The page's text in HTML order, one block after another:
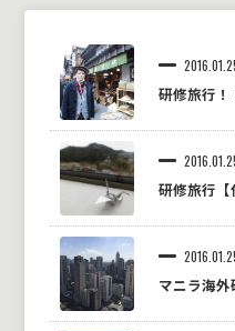
研修旅行！
研修旅行【
マニラ海外